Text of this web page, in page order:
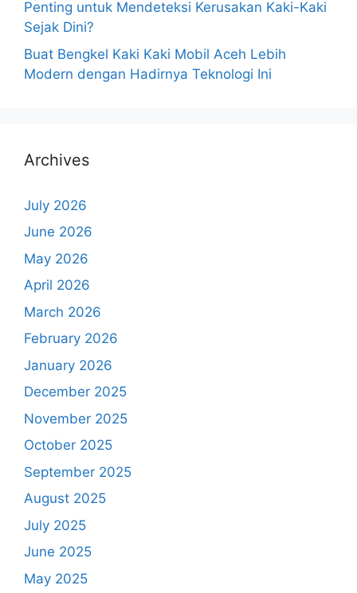
Penting untuk Mendeteksi Kerusakan Kaki-Kaki
Sejak Dini?
Buat Bengkel Kaki Kaki Mobil Aceh Lebih
Modern dengan Hadirnya Teknologi Ini
Archives
July 2026
June 2026
May 2026
April 2026
March 2026
February 2026
January 2026
December 2025
November 2025
October 2025
September 2025
August 2025
July 2025
June 2025
May 2025